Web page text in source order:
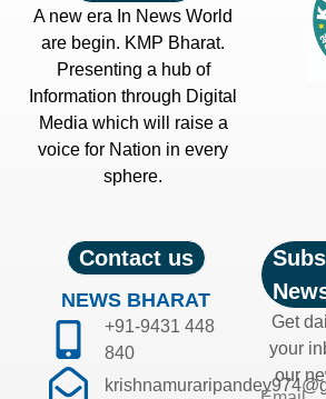
A new era In News World
are begin. KMP Bharat.
Presenting a hub of
Information through Digital
Media which will raise a
voice for Nation in every
sphere.
Contact us
NEWS BHARAT
+91-9431 448
840
Get
your
our